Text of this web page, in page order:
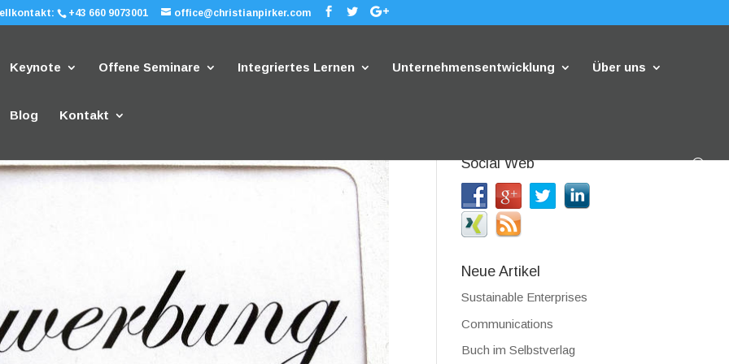
+43 660 9073001 office@christianpirker.com
Keynote Offene Seminare Integriertes Lernen Unternehmensentwicklung Über uns
Blog Kontakt
Social Web
Neue Artikel
Sustainable Enterprises
Communications
Buch im Selbstverlag